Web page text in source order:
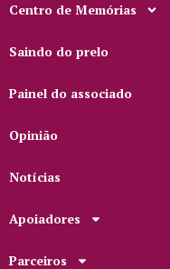
Centro de Memórias
Saindo do prelo
Painel do associado
Opinião
Notícias
Apoiadores
Parceiros